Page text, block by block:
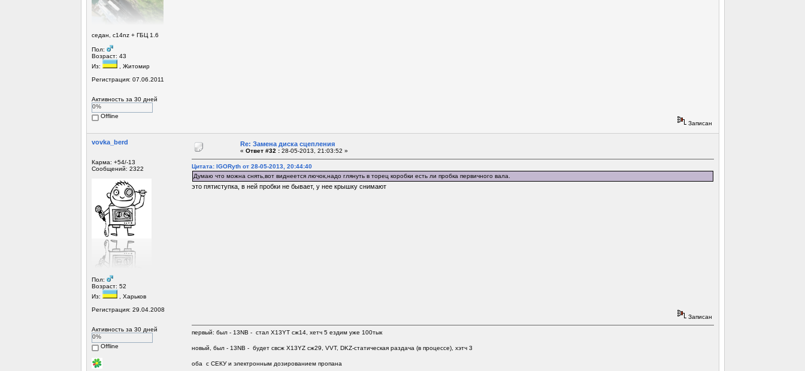
седан, c14nz + ГБЦ 1.6
Пол:
Возраст: 43
Из:
, Житомир
Регистрация: 07.06.2011
Активность за 30 дней
0%
Offline
Записан
vovka_berd
Карма: +54/-13
Сообщений: 2322
Пол:
Возраст: 52
Из:
, Харьков
Регистрация: 29.04.2008
Активность за 30 дней
0%
Offline
Re: Замена диска сцепления
« Ответ #32 :28-05-2013, 21:03:52 »
Цитата: IGORyth от 28-05-2013, 20:44:40
Думаю что можна снять,вот виднеется лючок,надо глянуть в торец коробки есть ли пробка первичного вала.
это пятиступка, в ней пробки не бывает, у нее крышку снимают
Записан
первый: был - 13NB - стал Х13YT сж14, хетч 5 ездим уже 100тык
новый, был - 13NB - будет свсж Х13YZ сж29, VVT, DKZ-статическая раздача (в процессе), хэтч 3
оба с СЕКУ и электронным дозированием пропана